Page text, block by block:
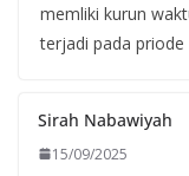
memliki kurun
terjadi pada
Sirah Nabawiyah
15/09/2025